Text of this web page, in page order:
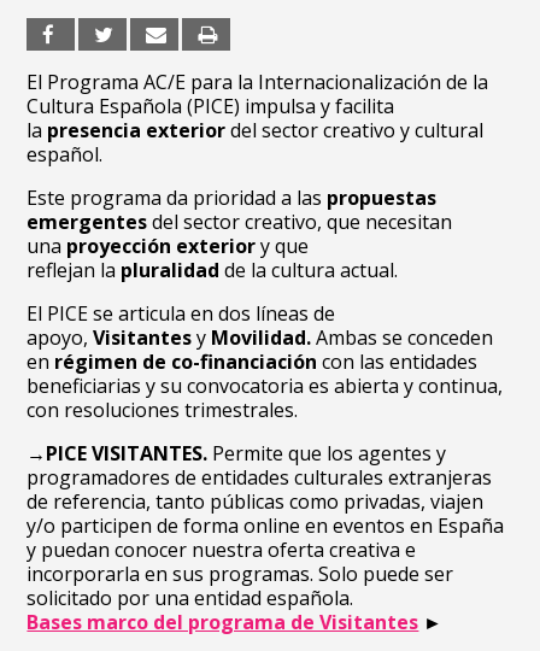
El Programa AC/E para la Internacionalización de la
Cultura Española (PICE) impulsa y facilita
la presencia exteriordel sector creativo y cultural
español.
Este programa da prioridad a las propuestas
emergentesdel sector creativo, que necesitan
una proyección exteriory que
reflejan la pluralidad de la cultura actual.
El PICE se articula en dos líneas de
apoyo,Visitantesy Movilidad.Ambas se conceden
en régimen de co-financiación con las entidades
beneficiarias y su convocatoria es abierta y continua,
con resoluciones trimestrales.
→PICE VISITANTES. Permite que los agentes y
programadores de entidades culturales extranjeras
de referencia, tanto públicas como privadas, viajen
y/o participen de forma online en eventos en España
y puedan conocer nuestra oferta creativa e
incorporarla en sus programas. Solo puede ser
solicitado por una entidad española.
Bases marco del programa de Visitantes ►